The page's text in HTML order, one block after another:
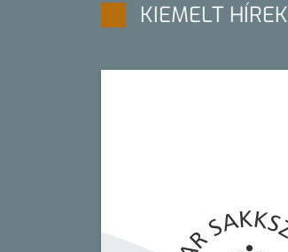
KIEMELT HÍREK